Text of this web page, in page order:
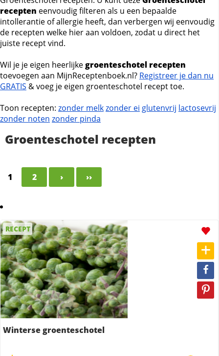
recepten eenvoudig filteren als u een bepaalde
intollerantie of allergie heeft, dan verbergen wij eenvoudig
de recepten welke hier aan voldoen, zodat u direct het
juiste recept vind.
Wil je je eigen heerlijkegroenteschotel recepten
toevoegen aan MijnReceptenboek.nl? Registreer je dan nu
GRATIS & voeg je eigen groenteschotel recept toe.
Toon recepten: zonder melkzonder ei glutenvrij lactosevrij
zonder noten zonder pinda
Groenteschotel recepten
1 2 › ››
RECEPT
Winterse groenteschotel